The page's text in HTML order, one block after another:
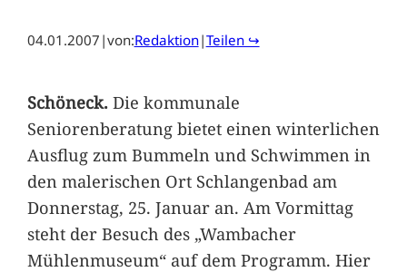
04.01.2007 |von:Redaktion|Teilen ↪
Schöneck.Die kommunale
Seniorenberatung bietet einen winterlichen
Ausflug zum Bummeln und Schwimmen in
den malerischen Ort Schlangenbad am
Donnerstag, 25. Januar an. Am Vormittag
steht der Besuch des „Wambacher
Mühlenmuseum“ auf dem Programm. Hier